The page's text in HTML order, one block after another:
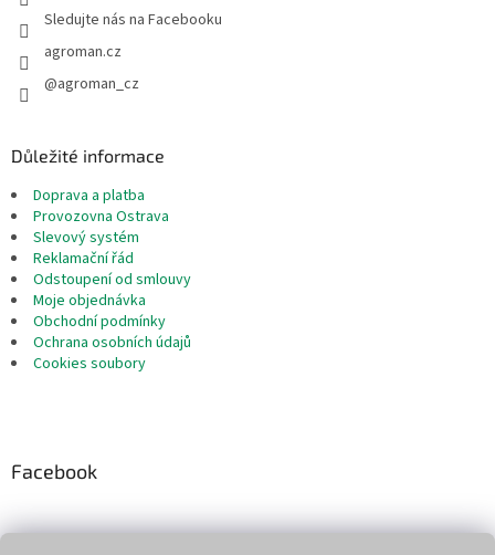
Sledujte nás na Facebooku
agroman.cz
@agroman_cz
Důležité informace
Doprava a platba
Provozovna Ostrava
Slevový systém
Reklamační řád
Odstoupení od smlouvy
Moje objednávka
Obchodní podmínky
Ochrana osobních údajů
Cookies soubory
Facebook